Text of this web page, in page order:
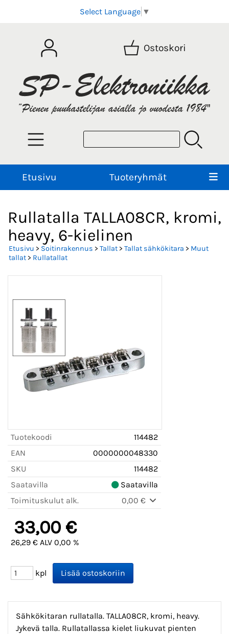
Select Language ▼
Ostoskori
Etusivu Tuoteryhmät
Rullatalla TALLA08CR, kromi,
heavy, 6-kielinen
Etusivu > Soitinrakennus > Tallat> Tallat sähkökitara > Muut
tallat> Rullatallat
Tuotekoodi
114482
EAN
0000000048330
SKU
114482
Saatavilla
Saatavilla
Toimituskulut alk.
0,00 €
33,00 €
26,29 € ALV 0,00 %
kpl
Sähkökitaran rullatalla. TALLA08CR, kromi, heavy.
Jykevä talla. Rullatallassa kielet liukuvat pienten